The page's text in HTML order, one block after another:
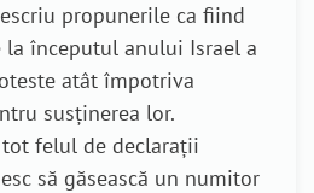
propunerile ca fiind
la începutul anului Israel a
atât împotriva
susținerea lor.
felul de declarații
să găsească un numitor